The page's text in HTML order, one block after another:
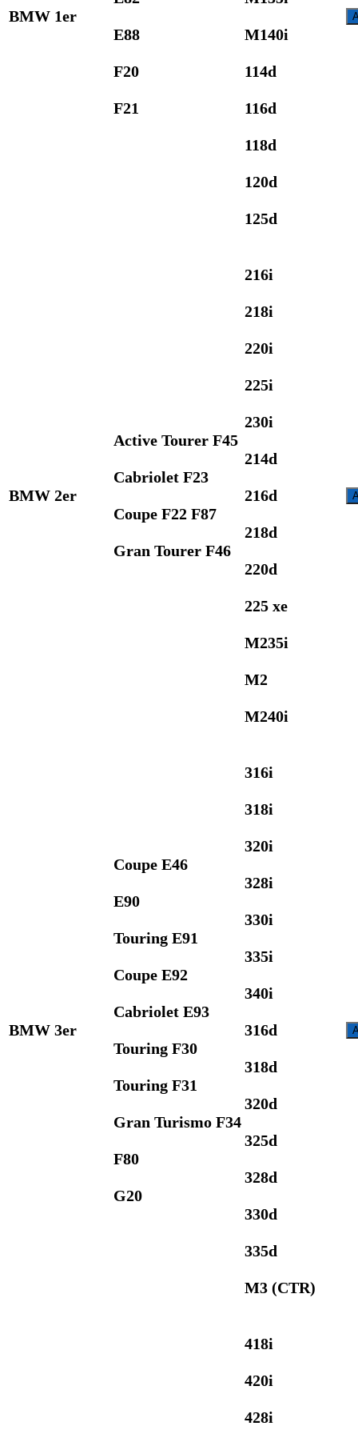
BMW 1er
E88
F20
F21
M140i
114d
116d
118d
120d
125d
BMW 2er
Active Tourer F45
Cabriolet F23
Coupe F22 F87
Gran Tourer F46
216i
218i
220i
225i
230i
214d
216d
218d
220d
225 xe
M235i
M2
M240i
BMW 3er
Coupe E46
E90
Touring E91
Coupe E92
Cabriolet E93
Touring F30
Touring F31
Gran Turismo F34
F80
G20
316i
318i
320i
328i
330i
335i
340i
316d
318d
320d
325d
328d
330d
335d
M3 (CTR)
418i
420i
428i